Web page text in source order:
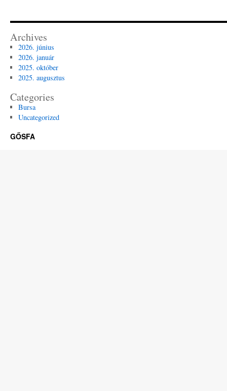
Archives
2026. június
2026. január
2025. október
2025. augusztus
Categories
Bursa
Uncategorized
GŐSFA